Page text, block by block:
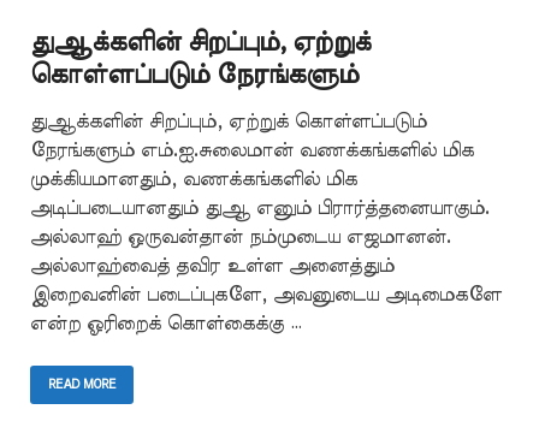
துஆக்களின் சிறப்பும், ஏற்றுக்
கொள்ளப்படும் நேரங்களும்
துஆக்களின் சிறப்பும், ஏற்றுக் கொள்ளப்படும்
நேரங்களும் எம்.ஐ.சுலைமான் வணக்கங்களில் மிக
முக்கியமானதும், வணக்கங்களில் மிக
அடிப்படையானதும் துஆ எனும் பிரார்த்தனையாகும்.
அல்லாஹ் ஒருவன்தான் நம்முடைய எஜமானன்.
அல்லாஹ்வைத் தவிர உள்ள அனைத்தும்
இறைவனின் படைப்புகளே, அவனுடைய அடிமைகளே
என்ற ஓரிறைக் கொள்கைக்கு …
READ MORE